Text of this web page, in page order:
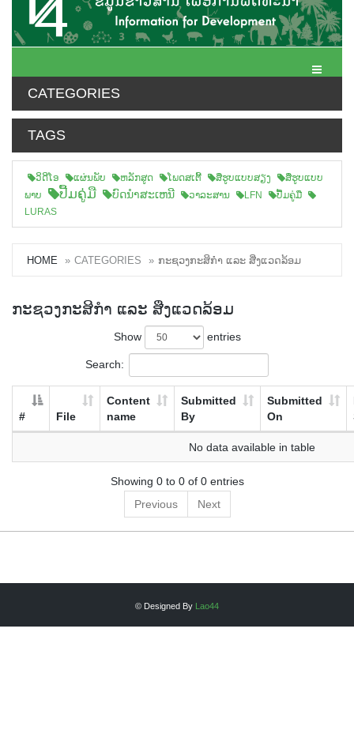
Toggle
CATEGORIES
TAGS
ວິດີໂອ ແຜ່ນພັບ ຫລັກສູດ ໂພດສເຕີ້ ສືຮູບແບບສຽງ
ສື່ຮູບແບບ
ພາບ
ປື້ມຄູ່ມື ບົດນຳສະເຫນີ ວາລະສານ LFN
ປື້ມຄູ່ມື
LURAS
HOME CATEGORIES ກະຊວງກະສິກຳ ແລະ ສີ່ງແວດລ້ອມ
ກະຊວງກະສິກຳ ແລະ ສີ່ງແວດລ້ອມ
Show entries
Search:
# File
Content
name
Submitted
By
Submitted
On
No data available in table
Showing 0 to 0 of 0 entries
Previous
Next
© Designed By Lao44